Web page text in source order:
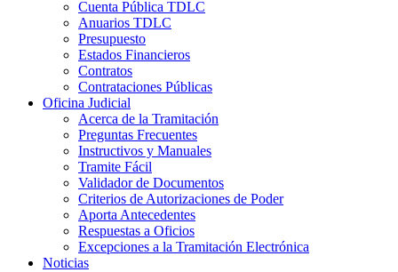
Cuenta Pública TDLC
Anuarios TDLC
Presupuesto
Estados Financieros
Contratos
Contrataciones Públicas
Oficina Judicial
Acerca de la Tramitación
Preguntas Frecuentes
Instructivos y Manuales
Tramite Fácil
Validador de Documentos
Criterios de Autorizaciones de Poder
Aporta Antecedentes
Respuestas a Oficios
Excepciones a la Tramitación Electrónica
Noticias